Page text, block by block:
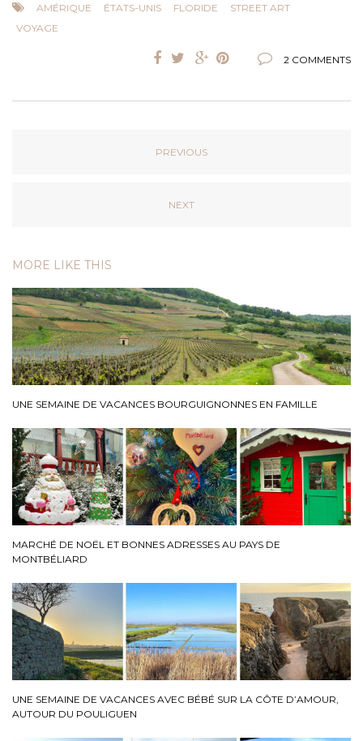
AMÉRIQUE ÉTATS-UNIS FLORIDE
STREET ART
VOYAGE
2 COMMENTS
PREVIOUS
NEXT
MORE LIKE THIS
UNE SEMAINE DE VACANCES BOURGUIGNONNES EN FAMILLE
MARCHÉ DE NOËL ET BONNES ADRESSES AU PAYS DE
MONTBÉLIARD
UNE SEMAINE DE VACANCES AVEC BÉBÉ SUR LA CÔTE D’AMOUR,
AUTOUR DU POULIGUEN